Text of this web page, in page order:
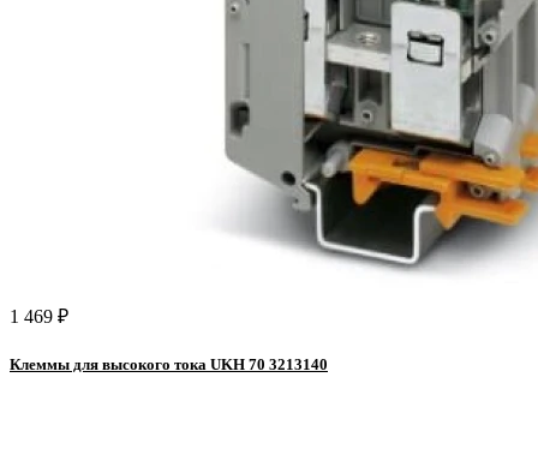
1 469 ₽
Клеммы для высокого тока UKH 70 3213140